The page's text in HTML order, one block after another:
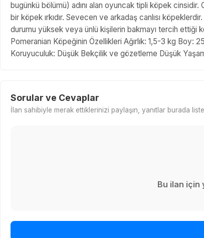
bugünkü bölümü) adını alan oyuncak tipli köpek
bir köpek ırkıdır. Sevecen ve arkadaş canlısı
durumu yüksek veya ünlü kişilerin bakmayı tercih ettiği
Pomeranian Köpeğinin Özellikleri Ağırlık: 1,5-3 kg
Koruyuculuk: Düşük Bekçilik ve gözetleme Düşük
Sorular ve Cevaplar
İlan sahibiyle merak ettiklerinizi paylaşın, yanıtlar burada
Bu ilan için